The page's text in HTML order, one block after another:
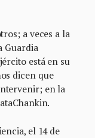
a veces a la
Guardia
está en su
dicen que
en la
el 14 de